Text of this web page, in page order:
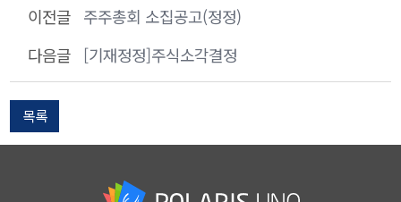
이전글 주주총회 소집공고(정정)
다음글
[기재정정]주식소각결정
목록